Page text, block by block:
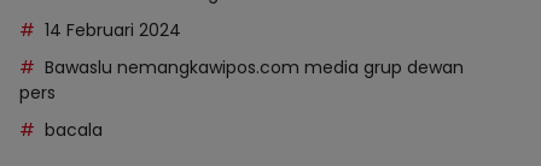
14 Februari 2024
Bawaslu nemangkawipos.com media grup dewan
pers
bacala